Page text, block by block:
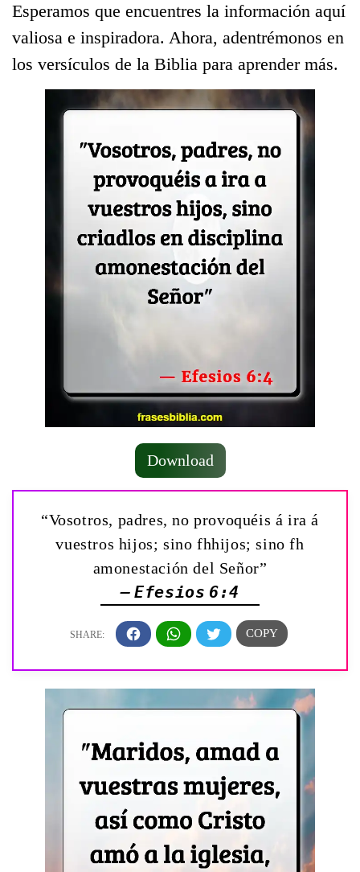
Esperamos que encuentres la información aquí
valiosa e inspiradora. Ahora, adentrémonos en
los versículos de la Biblia para aprender más.
Download
“Vosotros, padres, no provoquéis á ira á
vuestros hijos; sino fhhijos; sino fh
amonestación del Señor”
— Efesios 6:4